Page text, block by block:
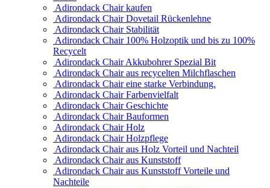
Adirondack Chair kaufen
Adirondack Chair Dovetail Rückenlehne
Adirondack Chair Stabilität
Adirondack Chair 100% Holzoptik und bis zu 100%
Recycelt
Adirondack Chair Akkubohrer Spezial Bit
Adirondack Chair aus recycelten Milchflaschen
Adirondack Chair eine starke Verbindung.
Adirondack Chair Farbenvielfalt
Adirondack Chair Geschichte
Adirondack Chair Bauformen
Adirondack Chair Holz
Adirondack Chair Holzpflege
Adirondack Chair aus Holz Vorteil und Nachteil
Adirondack Chair aus Kunststoff
Adirondack Chair aus Kunststoff Vorteile und
Nachteile